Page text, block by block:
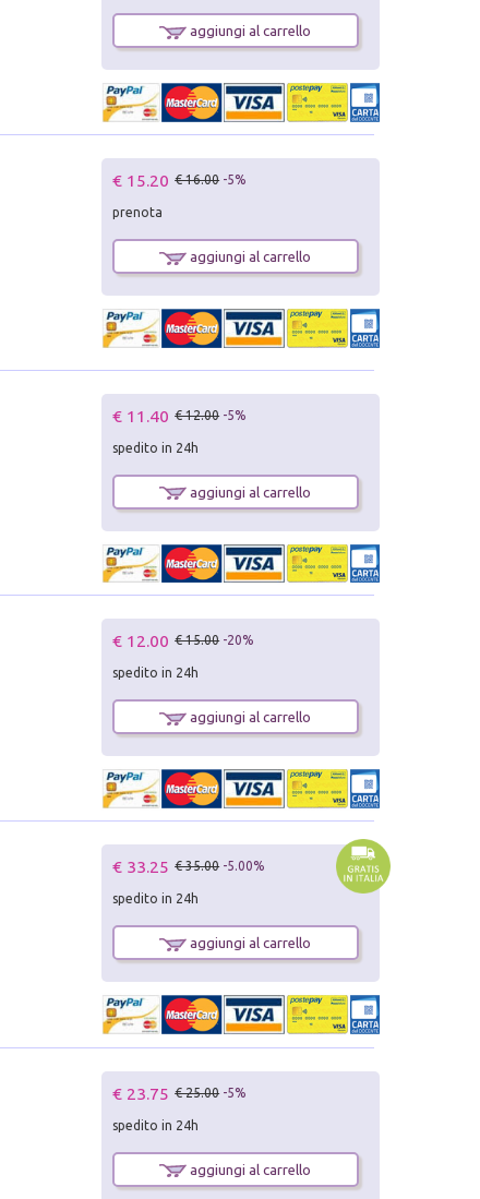
aggiungi al carrello
€ 15.20 € 16.00 -5%
prenota
aggiungi al carrello
€ 11.40 € 12.00 -5%
spedito in 24h
aggiungi al carrello
€ 12.00 € 15.00 -20%
spedito in 24h
aggiungi al carrello
€ 33.25 € 35.00 -5.00%
spedito in 24h
aggiungi al carrello
€ 23.75 € 25.00 -5%
spedito in 24h
aggiungi al carrello